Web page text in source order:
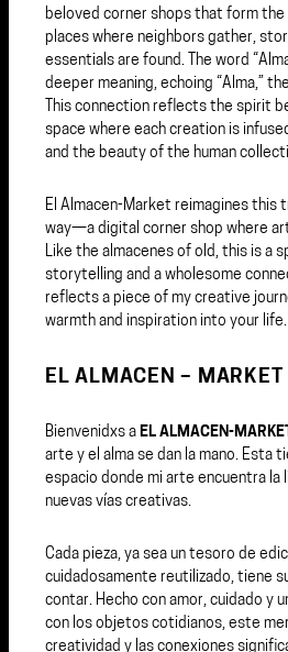
beloved corner shops that form
places where neighbors gather,
essentials are found. The word
deeper meaning, echoing “Alma,”
This connection reflects the spirit
space where each creation is
and the beauty of the human
El Almacen-Market reimagines this
way—a digital corner shop where
Like the almacenes of old, this is a
storytelling and a wholesome
reflects a piece of my creative
warmth and inspiration into your life.
EL ALMACEN – MARKET
Bienvenidxs a EL ALMACEN-MARKET
arte y el alma se dan la mano. Esta
espacio donde mi arte encuentra la
nuevas vías creativas.
Cada pieza, ya sea un tesoro de
cuidadosamente reutilizado, tiene
contar. Hecho con amor, cuidado y
con los objetos cotidianos, este
creatividad y las conexiones